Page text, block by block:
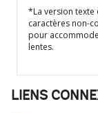
*La version texte
caractères non-
pour
lentes.
LIENS